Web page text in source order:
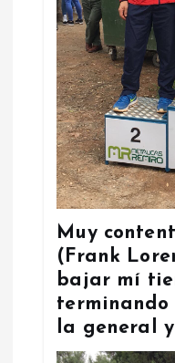
Muy
(Frank
bajar mí
terminando
la general